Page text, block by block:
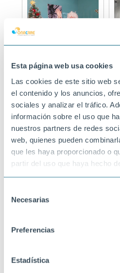
Esta página web usa cookies
Las cookies de este sitio web
el contenido y los anuncios,
sociales y analizar el tráfico.
información sobre el uso que
nuestros partners de redes
web, quienes pueden
que les haya proporcionado o
partir del uso que haya hecho
Necesarias
Preferencias
Estadística